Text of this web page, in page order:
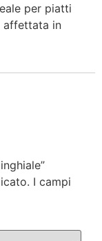
per piatti
affettata in
I campi